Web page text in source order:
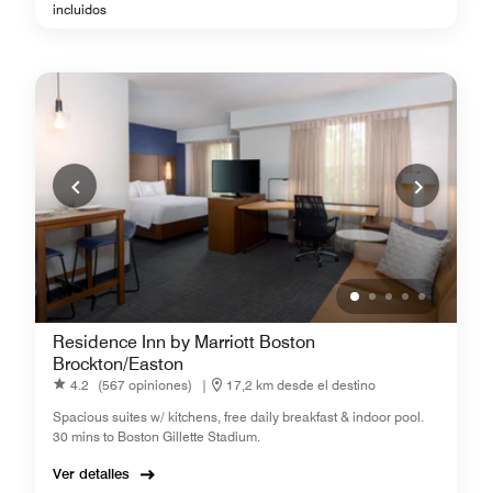
incluidos
Residence Inn by Marriott Boston
Brockton/Easton
4.2 (567 opiniones) |
17,2 km desde el destino
Spacious suites w/ kitchens, free daily breakfast & indoor pool.
30 mins to Boston Gillette Stadium.
Ver detalles